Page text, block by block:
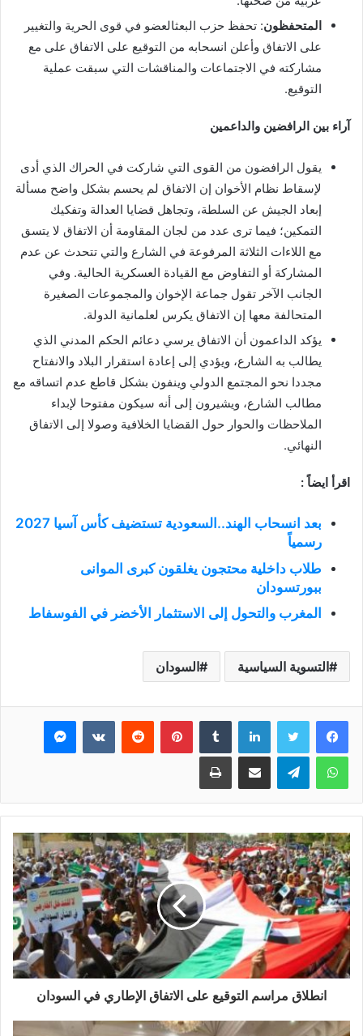
المتحفظون: تحفظ حزب البعثالعضو في قوى الحرية والتغيير
على الاتفاق وأعلن انسحابه من التوقيع على الاتفاق على مع
مشاركته في الاجتماعات والمناقشات التي سبقت عملية
التوقيع.
آراء بين الرافضين والداعمين
يقول الرافضون من القوى التي شاركت في الحراك الذي أدى
لإسقاط نظام الأخوان إن الاتفاق لم يحسم بشكل واضح مسألة
إبعاد الجيش عن السلطة، وتجاهل قضايا العدالة وتفكيك
التمكين؛ فيما ترى عدد من لجان المقاومة أن الاتفاق لا يتسق
مع اللاءات الثلاثة المرفوعة في الشارع والتي تتحدث عن عدم
المشاركة أو التفاوض مع القيادة العسكرية الحالية. وفي
الجانب الآخر تقول جماعة الإخوان والمجموعات الصغيرة
المتحالفة معها إن الاتفاق يكرس لعلمانية الدولة.
يؤكد الداعمون أن الاتفاق يرسي دعائم الحكم المدني الذي
يطالب به الشارع، ويؤدي إلى إعادة استقرار البلاد والانفتاح
مجددا نحو المجتمع الدولي وينفون بشكل قاطع عدم اتساقه مع
مطالب الشارع، ويشيرون إلى أنه سيكون مفتوحا لإبداء
الملاحظات والحوار حول القضايا الخلافية وصولا إلى الاتفاق
النهائي.
اقرأ ايضاً :
بعد انسحاب الهند..السعودية تستضيف كأس آسيا 2027
رسمياً
طلاب داخلية محتجون يغلقون كبرى الموانى
ببورتسودان
المغرب والتحول إلى الاستثمار الأخضر في الفوسفاط
التسوية السياسية السودان
فيسبوك تويتر لينكدإن بينتيريست ماسنجر
واتساب تيلقرام مشاركة عبر البريد طباعة
انطلاق مراسم التوقيع على الاتفاق الإطاري في السودان